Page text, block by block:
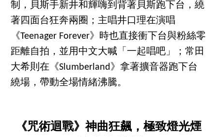
制，貝斯手新井和輝嗨到背著貝斯跑下台，繞
著四面台狂奔兩圈；主唱井口理在演唱
《Teenager Forever》時也直接衝下台與粉絲零
距離自拍，並用中文大喊「一起唱吧」；常田
大希則在《Slumberland》拿著擴音器跑下台
繞場，帶動全場情緒沸騰。
《咒術迴戰》神曲狂飆，極致燈光煙